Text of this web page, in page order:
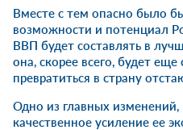
Вместе с тем опасно было
возможности и потенциал
ВВП будет составлять в
она, скорее всего, будет
превратиться в страну
Одно из главных
качественное усиление ее